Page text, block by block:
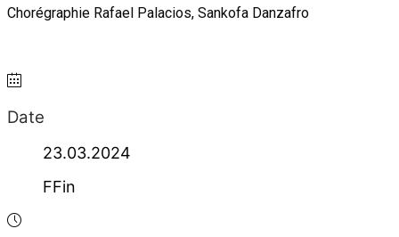
Chorégraphie Rafael Palacios, Sankofa Danzafro
Date
23.03.2024
FFin